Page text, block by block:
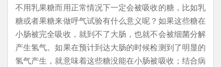
不用乳果糖而用正常情况下一定会被吸收的糖，比如乳
糖或者果糖来做呼气试验有什么意义呢？如果这些糖在
小肠被完全吸收，就到不了大肠，也就不会被细菌分解
产生氢气。如果在预计到达大肠的时候检测到了明显的
氢气产生，就意味着这些糖没能在小肠被吸收；结合病